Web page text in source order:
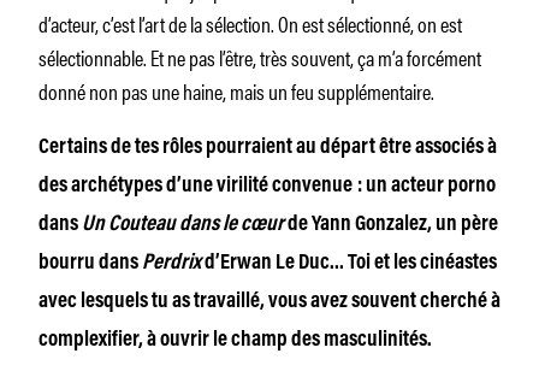
d’acteur, c’est l’art de la sélection. On est sélectionné, on est
sélectionnable. Et ne pas l’être, très souvent, ça m’a forcément
donné non pas une haine, mais un feu supplémentaire.
Certains de tes rôles pourraient au départ être associés à
des archétypes d’une virilité convenue : un acteur porno
dans Un Couteau dans le cœurde Yann Gonzalez, un père
bourru dans Perdrixd’Erwan Le Duc… Toi et les cinéastes
avec lesquels tu as travaillé, vous avez souvent cherché à
complexifier, à ouvrir le champ des masculinités.